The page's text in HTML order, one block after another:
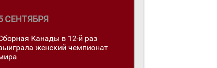
СЕНТЯБРЯ
Канады в 12-й раз
женский чемпионат